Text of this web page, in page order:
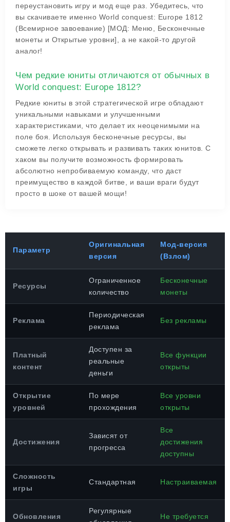
переустановить игру и мод еще раз. Убедитесь, что
вы скачиваете именно World conquest: Europe 1812
(Всемирное завоевание) [МОД: Меню, Бесконечные
монеты и Открытые уровни], а не какой-то другой
аналог!
Чем редкие юниты отличаются от обычных в
World conquest: Europe 1812?
Редкие юниты в этой стратегической игре обладают
уникальными навыками и улучшенными
характеристиками, что делает их неоценимыми на
поле боя. Используя бесконечные ресурсы, вы
сможете легко открывать и развивать таких юнитов. С
хаком вы получите возможность формировать
абсолютно непробиваемую команду, что даст
преимущество в каждой битве, и ваши враги будут
просто в шоке от вашей мощи!
Параметр
Оригинальная
версия
Мод-версия
(Взлом)
Ресурсы
Ограниченное
количество
Бесконечные
монеты
Реклама
Периодическая
реклама
Без рекламы
Платный
контент
Доступен за
реальные
деньги
Все функции
открыты
Открытие
уровней
По мере
прохождения
Все уровни
открыты
Достижения
Зависят от
прогресса
Все
достижения
доступны
Сложность
игры
Стандартная Настраиваемая
Обновления
Регулярные
Не требуется